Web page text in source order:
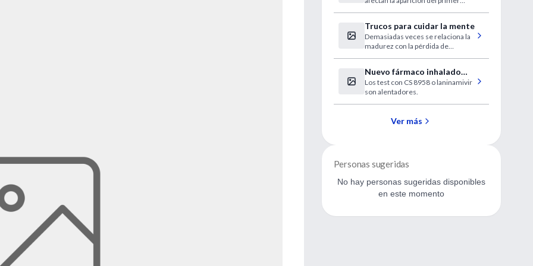
dientes
Trucos para cuidar la mente
Demasiadas veces se relaciona la
madurez con la pérdida de
del cerebro como Tony Buzan
aseguran que no tiene por qué ser
así.
Nuevo fármaco inhalado
protege de influenza en una
sola dosis
Los test con CS 8958 o laninamivir
son alentadores.
Ver más
Personas sugeridas
No hay personas sugeridas disponibles
en este momento